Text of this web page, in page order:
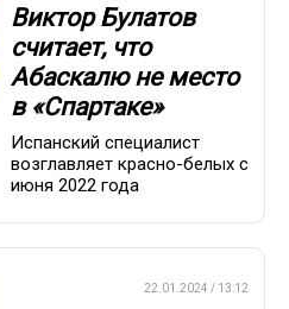
Виктор Булатов
считает, что
Абаскалю не место
в «Спартаке»
Испанский специалист
возглавляет красно-белых с
июня 2022 года
22.01.2024 / 13:12